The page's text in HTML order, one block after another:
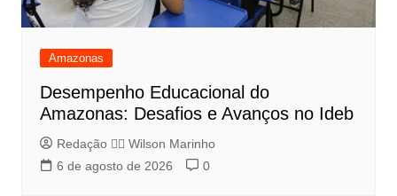
Amazonas
Desempenho Educacional do
Amazonas: Desafios e Avanços no Ideb
Redação 👨‍⚖️​ Wilson Marinho
6 de agosto de 2026
0